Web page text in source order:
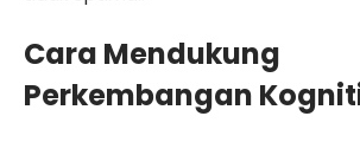
Cara Mendukung
Perkembangan